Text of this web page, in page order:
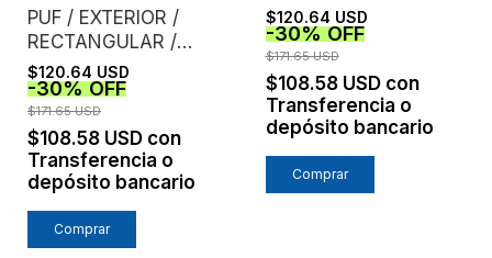
PUF / EXTERIOR /
RECTANGULAR /
AZUL
$120.64 USD
-30%OFF
$171.65 USD
$108.58 USD con
Transferencia o
depósito bancario
$120.64 USD
-30%OFF
$171.65 USD
$108.58 USD con
Transferencia o
depósito bancario